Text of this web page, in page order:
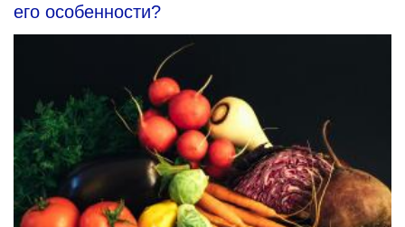
его особенности?